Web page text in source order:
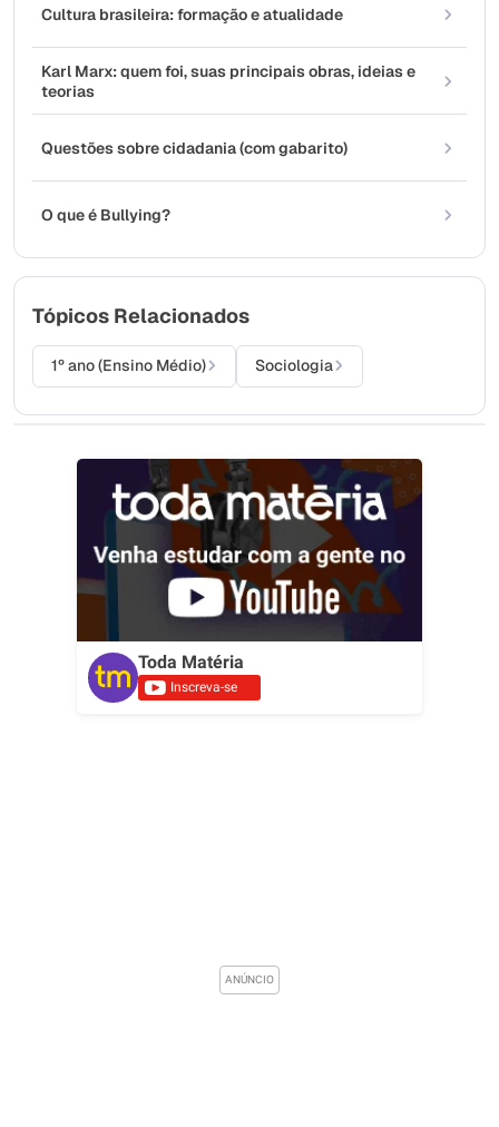
Cultura brasileira: formação e atualidade
Karl Marx: quem foi, suas principais obras, ideias e
teorias
Questões sobre cidadania (com gabarito)
O que é Bullying?
Tópicos Relacionados
1º ano (Ensino Médio) Sociologia
Toda Matéria
Inscreva-se